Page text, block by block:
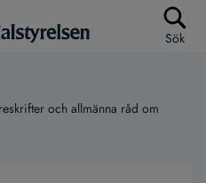
Sök
och allmänna råd om